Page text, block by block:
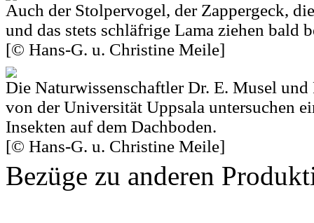
Auch der Stolpervogel, der Zappergeck,
und das stets schläfrige Lama ziehen bald
[© Hans-G. u. Christine Meile]
Die Naturwissenschaftler Dr. E. Musel
von der Universität Uppsala untersuchen
Insekten auf dem Dachboden.
[© Hans-G. u. Christine Meile]
Bezüge zu anderen